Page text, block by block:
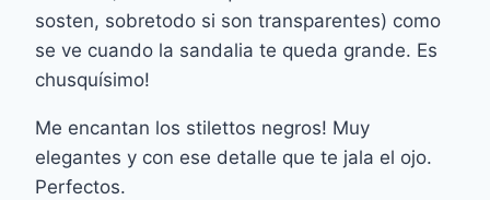
sosten, sobretodo si son transparentes) como
se ve cuando la sandalia te queda grande. Es
chusquísimo!
Me encantan los stilettos negros! Muy
elegantes y con ese detalle que te jala el ojo.
Perfectos.